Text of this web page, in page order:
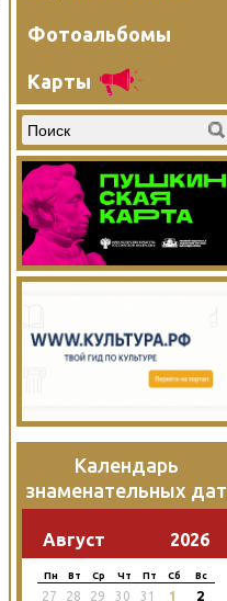
Фотоальбомы
Карты
Календарь
знаменательных дат
Август 2026
Пн Вт Ср Чт Пт Сб Вс
27 28 29 30 31 1 2